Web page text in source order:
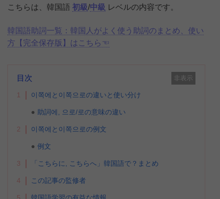
こちらは、韓国語 初級/中級 レベルの内容です。
韓国語助詞一覧：韓国人がよく使う助詞のまとめ、使い
方【完全保存版】はこちら☜
目次 非表示
1 이쪽에と이쪽으로の違いと使い分け
助詞에, 으로/로の意味の違い
2 이쪽에と이쪽으로の例文
例文
3 「こちらに, こちらへ」韓国語で？まとめ
4 この記事の監修者